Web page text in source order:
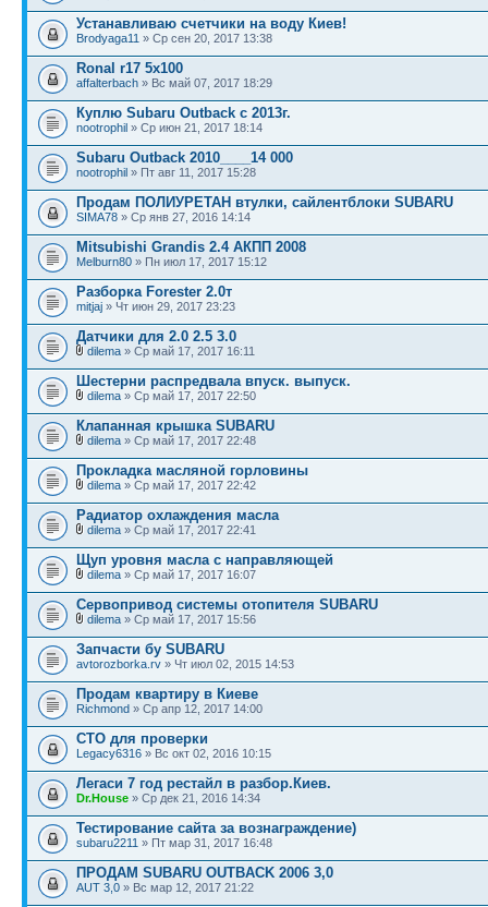
Устанавливаю счетчики на воду Киев!
Brodyaga11 » Ср сен 20, 2017 13:38
Ronal r17 5x100
affalterbach » Вс май 07, 2017 18:29
Куплю Subaru Outback с 2013г.
nootrophil » Ср июн 21, 2017 18:14
Subaru Outback 2010____14 000
nootrophil » Пт авг 11, 2017 15:28
Продам ПОЛИУРЕТАН втулки, сайлентблоки SUBARU
SIMA78 » Ср янв 27, 2016 14:14
Mitsubishi Grandis 2.4 АКПП 2008
Melburn80 » Пн июл 17, 2017 15:12
Разборка Forester 2.0т
mitjaj » Чт июн 29, 2017 23:23
Датчики для 2.0 2.5 3.0
dilema » Ср май 17, 2017 16:11
Шестерни распредвала впуск. выпуск.
dilema » Ср май 17, 2017 22:50
Клапанная крышка SUBARU
dilema » Ср май 17, 2017 22:48
Прокладка масляной горловины
dilema » Ср май 17, 2017 22:42
Радиатор охлаждения масла
dilema » Ср май 17, 2017 22:41
Щуп уровня масла с направляющей
dilema » Ср май 17, 2017 16:07
Сервопривод системы отопителя SUBARU
dilema » Ср май 17, 2017 15:56
Запчасти бу SUBARU
avtorozborka.rv » Чт июл 02, 2015 14:53
Продам квартиру в Киеве
Richmond » Ср апр 12, 2017 14:00
СТО для проверки
Legacy6316 » Вс окт 02, 2016 10:15
Легаси 7 год рестайл в разбор.Киев.
Dr.House » Ср дек 21, 2016 14:34
Тестирование сайта за вознаграждение)
subaru2211 » Пт мар 31, 2017 16:48
ПРОДАМ SUBARU OUTBACK 2006 3,0
AUT 3,0 » Вс мар 12, 2017 21:22